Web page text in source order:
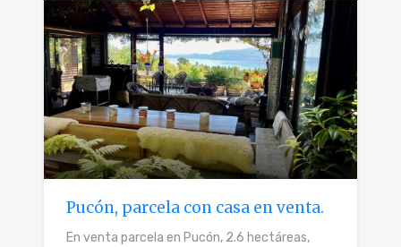
Pucón, parcela con casa en venta.
En venta parcela en Pucón, 2.6 hectáreas,